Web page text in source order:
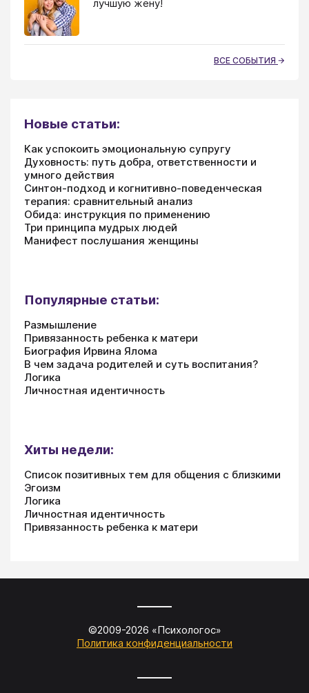
лучшую жену!
ВСЕ СОБЫТИЯ
Новые статьи:
Как успокоить эмоциональную супругу
Духовность: путь добра, ответственности и
умного действия
Синтон-подход и когнитивно-поведенческая
терапия: сравнительный анализ
Обида: инструкция по применению
Три принципа мудрых людей
Манифест послушания женщины
Популярные статьи:
Размышление
Привязанность ребенка к матери
Биография Ирвина Ялома
В чем задача родителей и суть воспитания?
Логика
Личностная идентичность
Хиты недели:
Список позитивных тем для общения с близкими
Эгоизм
Логика
Личностная идентичность
Привязанность ребенка к матери
©2009-2026 «Психологос»
Политика конфиденциальности